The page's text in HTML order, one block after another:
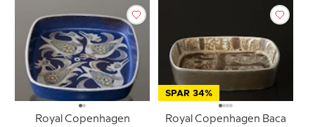
Royal Copenhagen
SPAR 34%
Royal Copenhagen Baca